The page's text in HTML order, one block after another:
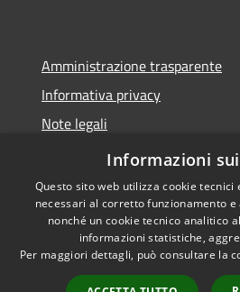
Amministrazione trasparente
Informativa privacy
Note legali
Dichiarazione di accessibilità
Accessibilità
Informazioni
Questo sito web utilizza cookie
necessari al corretto funzionamento
nonché un cookie tecnico analitico
informazioni statistiche,
Per maggiori dettagli, può consultare la